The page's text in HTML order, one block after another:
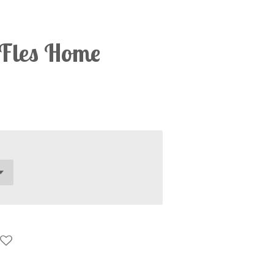
Home